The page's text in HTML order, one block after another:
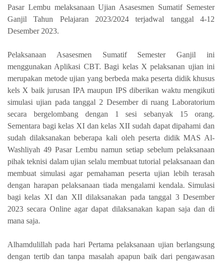
Pasar Lembu melaksanaan Ujian Asasesmen Sumatif Semester
Ganjil Tahun Pelajaran 2023/2024 terjadwal tanggal 4-12
Desember 2023.
Pelaksanaan Asasesmen Sumatif Semester Ganjil ini
menggunakan Aplikasi CBT. Bagi kelas X pelaksanan ujian ini
merupakan metode ujian yang berbeda maka peserta didik khusus
kels X baik jurusan IPA maupun IPS diberikan waktu mengikuti
simulasi ujian pada tanggal 2 Desember di ruang Laboratorium
secara bergelombang dengan 1 sesi sebanyak 15 orang.
Sementara bagi kelas XI dan kelas XII sudah dapat dipahami dan
sudah dilaksanakan beberapa kali oleh peserta didik MAS Al-
Washliyah 49 Pasar Lembu namun setiap sebelum pelaksanaan
pihak teknisi dalam ujian selalu membuat tutorial pelaksanaan dan
membuat simulasi agar pemahaman peserta ujian lebih terasah
dengan harapan pelaksanaan tiada mengalami kendala. Simulasi
bagi kelas XI dan XII dilaksanakan pada tanggal 3 Desember
2023 secara Online agar dapat dilaksanakan kapan saja dan di
mana saja.
Alhamdulillah pada hari Pertama pelaksanaan ujian berlangsung
dengan tertib dan tanpa masalah apapun baik dari pengawasan